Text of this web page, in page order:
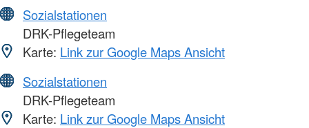
Sozialstationen
DRK-Pflegeteam
Karte: Link zur Google Maps Ansicht
Sozialstationen
DRK-Pflegeteam
Karte: Link zur Google Maps Ansicht